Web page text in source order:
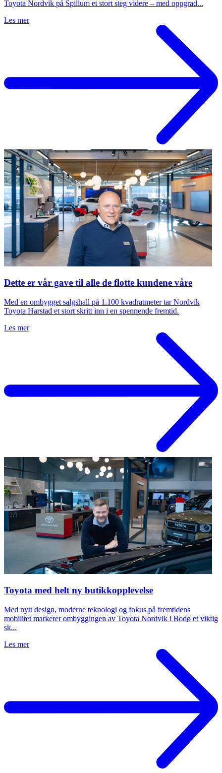
Toyota Nordvik på Spillum et stort steg videre – med oppgrad...
Les mer
Dette er vår gave til alle de flotte kundene våre
Med en ombygget salgshall på 1.100 kvadratmeter tar Nordvik
Toyota Harstad et stort skritt inn i en spennende fremtid.
Les mer
Toyota med helt ny butikkopplevelse
Med nytt design, moderne teknologi og fokus på fremtidens
mobilitet markerer ombyggingen av Toyota Nordvik i Bodø et viktig
sk...
Les mer